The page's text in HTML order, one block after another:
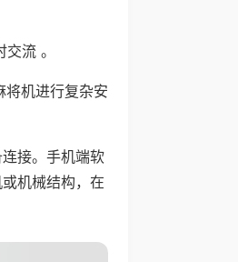
流 。
将机进行复杂安
接。手机端软
机械结构，在